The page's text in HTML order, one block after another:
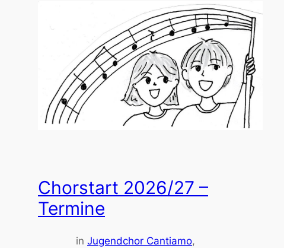
Chorstart 2026/27 –
Termine
in Jugendchor Cantiamo